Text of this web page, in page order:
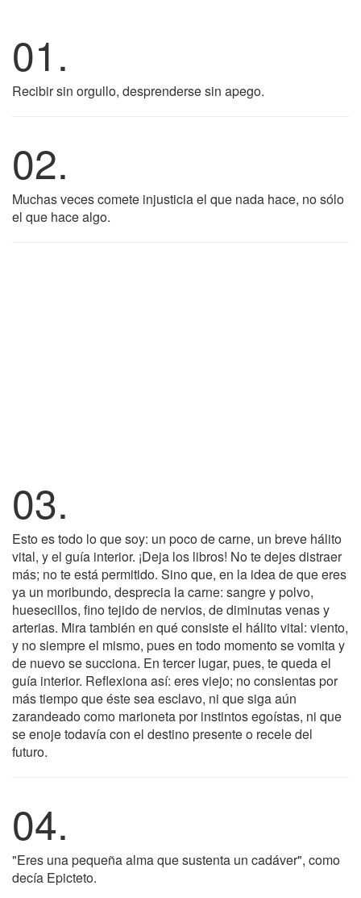
01.
Recibir sin orgullo, desprenderse sin apego.
02.
Muchas veces comete injusticia el que nada hace, no sólo
el que hace algo.
03.
Esto es todo lo que soy: un poco de carne, un breve hálito
vital, y el guía interior. ¡Deja los libros! No te dejes distraer
más; no te está permitido. Sino que, en la idea de que eres
ya un moribundo, desprecia la carne: sangre y polvo,
huesecillos, fino tejido de nervios, de diminutas venas y
arterias. Mira también en qué consiste el hálito vital: viento,
y no siempre el mismo, pues en todo momento se vomita y
de nuevo se succiona. En tercer lugar, pues, te queda el
guía interior. Reflexiona así: eres viejo; no consientas por
más tiempo que éste sea esclavo, ni que siga aún
zarandeado como marioneta por instintos egoístas, ni que
se enoje todavía con el destino presente o recele del
futuro.
04.
"Eres una pequeña alma que sustenta un cadáver", como
decía Epicteto.